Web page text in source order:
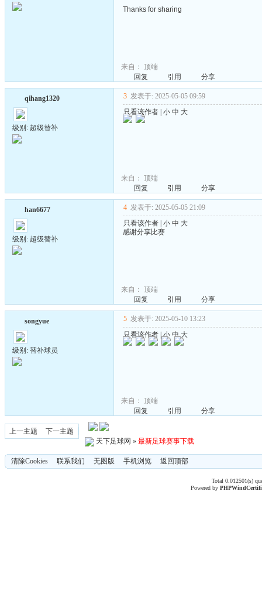
Thanks for sharing
来自： 顶端
回复
引用 分享
qihang1320
级别: 超级替补
3 发表于: 2025-05-05 09:59
只看该作者 小 中 大
来自： 顶端
回复
引用 分享
han6677
级别: 超级替补
4 发表于: 2025-05-05 21:09
只看该作者 小 中 大
感谢分享比赛
来自： 顶端
回复
引用 分享
songyue
级别: 替补球员
5 发表于: 2025-05-10 13:23
只看该作者 |小 中 大
来自： 顶端
回复
引用 分享
上一主题
下一主题
天下足球网 » 最新足球赛事下载
清除Cookies 联系我们 无图版 手机浏览 返回顶部
Total 0.012501(s)
Powered byPHPWind